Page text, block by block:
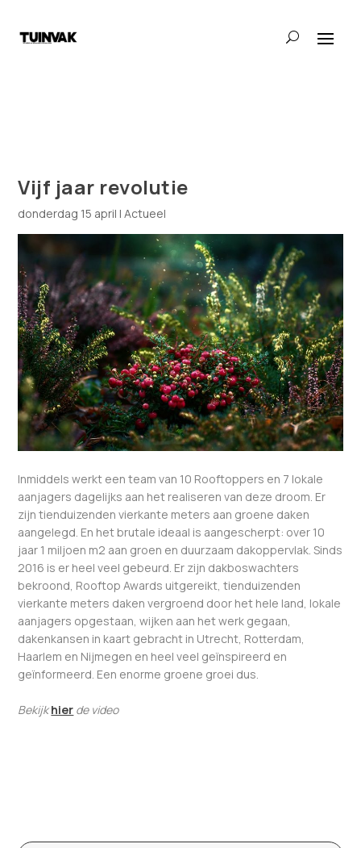
Vijf jaar revolutie
donderdag 15 april |Actueel
Inmiddels werkt een team van 10 Rooftoppers en 7 lokale
aanjagers dagelijks aan het realiseren van deze droom. Er
zijn tienduizenden vierkante meters aan groene daken
aangelegd. En het brutale ideaal is aangescherpt: over 10
jaar 1 miljoen m2 aan groen en duurzaam dakoppervlak. Sinds
2016 is er heel veel gebeurd. Er zijn dakboswachters
bekroond, Rooftop Awards uitgereikt, tienduizenden
vierkante meters daken vergroend door het hele land, lokale
aanjagers opgestaan, wijken aan het werk gegaan,
dakenkansen in kaart gebracht in Utrecht, Rotterdam,
Haarlem en Nijmegen en heel veel geïnspireerd en
geïnformeerd. Een enorme groene groei dus.
Bekijkhier de video